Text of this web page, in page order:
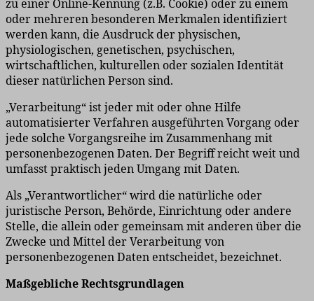
zu einer Online-Kennung (z.B. Cookie) oder zu einem
oder mehreren besonderen Merkmalen identifiziert
werden kann, die Ausdruck der physischen,
physiologischen, genetischen, psychischen,
wirtschaftlichen, kulturellen oder sozialen Identität
dieser natürlichen Person sind.
„Verarbeitung“ ist jeder mit oder ohne Hilfe
automatisierter Verfahren ausgeführten Vorgang oder
jede solche Vorgangsreihe im Zusammenhang mit
personenbezogenen Daten. Der Begriff reicht weit und
umfasst praktisch jeden Umgang mit Daten.
Als „Verantwortlicher“ wird die natürliche oder
juristische Person, Behörde, Einrichtung oder andere
Stelle, die allein oder gemeinsam mit anderen über die
Zwecke und Mittel der Verarbeitung von
personenbezogenen Daten entscheidet, bezeichnet.
Maßgebliche Rechtsgrundlagen